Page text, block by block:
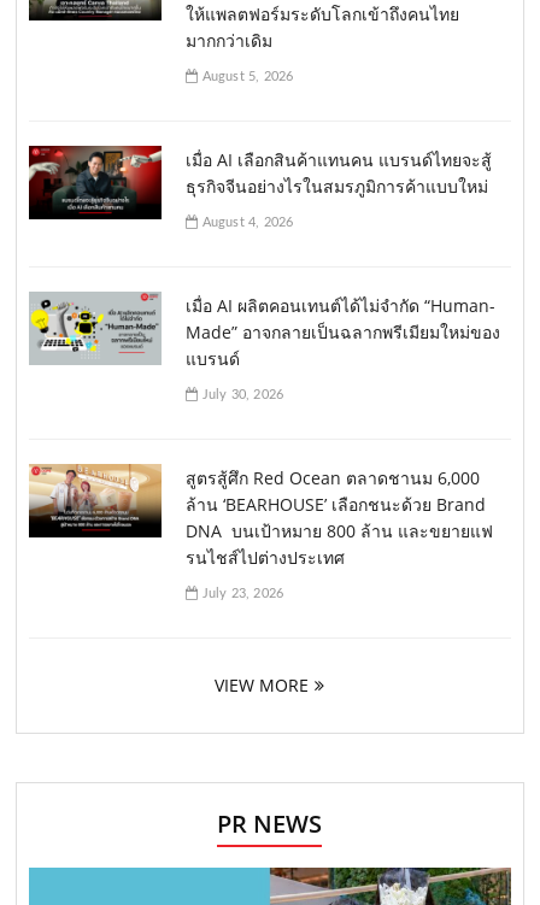
ให้แพลตฟอร์มระดับโลกเข้าถึงคนไทย
มากกว่าเดิม
August 5, 2026
เมื่อ AI เลือกสินค้าแทนคน แบรนด์ไทยจะสู้
ธุรกิจจีนอย่างไรในสมรภูมิการค้าแบบใหม่
August 4, 2026
เมื่อ AI ผลิตคอนเทนต์ได้ไม่จำกัด “Human-
Made” อาจกลายเป็นฉลากพรีเมียมใหม่ของ
แบรนด์
July 30, 2026
สูตรสู้ศึก Red Ocean ตลาดชานม 6,000
ล้าน ‘BEARHOUSE’ เลือกชนะด้วย Brand
DNA บนเป้าหมาย 800 ล้าน และขยายแฟ
รนไชส์ไปต่างประเทศ
July 23, 2026
VIEW MORE
PR NEWS